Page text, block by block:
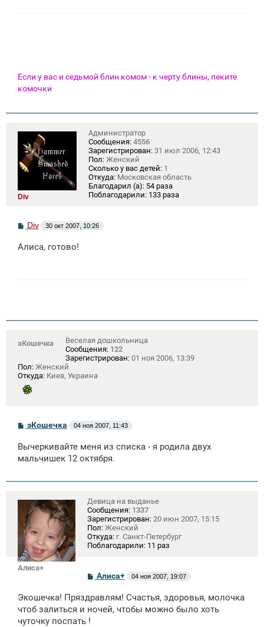
Если у вас и седьмой блин комом - к черту блины, пеките
комочки
Div
Администратор
Сообщения: 4556
Зарегистрирован: 31 июл 2006, 12:43
Пол: Женский
Сколько у вас детей: 1
Откуда: Московская область
Благодарил (а): 54 раза
Поблагодарили: 133 раза
С
б
Div 30 окт 2007, 10:26
Алиса, готово!
эКошечка
Веселая дошкольница
Сообщения: 122
Зарегистрирован: 01 ноя 2006, 13:39
Пол: Женский
Откуда: Киев, Украина
С
о
б
щ
и
эКошечка 04 ноя 2007, 11:43
Вычеркивайте меня из списка - я родила двух
мальчишек 12 октября.
Алиса+
Девица на выданье
Сообщения: 1337
Зарегистрирован: 20 июн 2007, 15:15
Пол: Женский
Откуда: г. Санкт-Петербург
Поблагодарили: 11 раз
С
о
б
щ
Алиса+ 04 ноя 2007, 19:07
Экошечка! Пряздравлям! Счастья, здоровья, молочка
чтоб залиться и ночей, чтобы можно было хоть
чуточку поспать !